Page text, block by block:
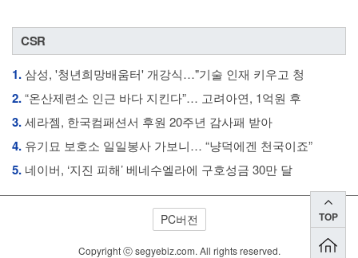
CSR
1.삼성, '청년희망배움터' 개강식…"기술 인재 키우고 청
2.“온산제련소 인근 바다 지킨다”… 고려아연, 1억원 후
3.세라젬, 한국컴패션서 후원 20주년 감사패 받아
4. 유기묘 보호소 일일봉사 가보니… “냥덕에겐 천국이죠”
5. 네이버, ‘지진 피해’ 베네수엘라에 구호성금 30만 달
PC버전
Copyright ⓒ segyebiz.com. All rights reserved.
TOP